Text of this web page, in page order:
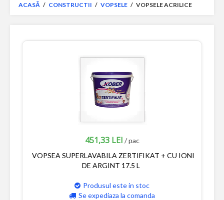
ACASĂ / CONSTRUCTII / VOPSELE / VOPSELE ACRILICE
451,33 LEI / pac
VOPSEA SUPERLAVABILA ZERTIFIKAT + CU IONI
DE ARGINT 17.5 L
Produsul este in stoc
Se expediaza la comanda